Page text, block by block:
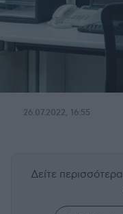
26.07.2022, 16:55
Δείτε